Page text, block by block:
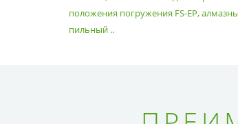
положения погружения FS-EP,
пильный ..